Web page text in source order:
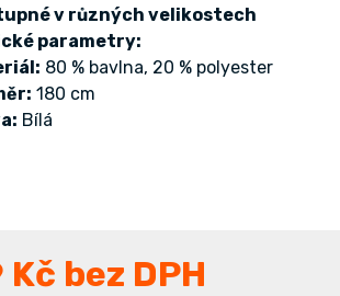
v různých velikostech
parametry:
80 % bavlna, 20 % polyester
180 cm
Bílá
Kč bez DPH